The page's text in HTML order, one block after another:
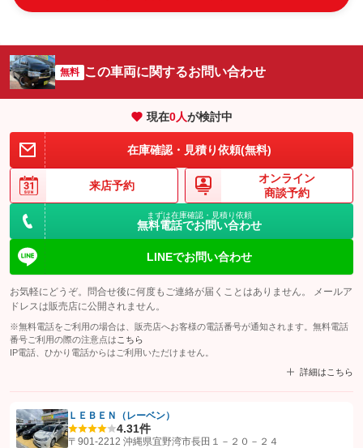
無料 この車両に関するお問い合わせ
現在0人が検討中
在庫確認・見積り依頼(無料)
来店予約
オンライン
商談予約
まずは在庫確認・見積り依頼
無料電話でお問い合わせ
LINEでお問い合わせ
お気軽にどうぞ。問合せ後に何度もご連絡が届くことはありません。 メールア
ドレスは販売店に公開されません。
※無料電話をご利用の場合は、販売店へお客様の電話番号が通知されます。無料電話
番号ご利用の際の注意点は こちら
IP電話、ひかり電話からはご利用いただけません。
詳細はこちら
【STEP1】認証画面でグーネットを友だち追加してから「許可する」ボタンを押
ＬＥＢＥＮ（レーベン）
4.31件
〒901-2212 沖縄県宜野湾市長田１－２０－２４